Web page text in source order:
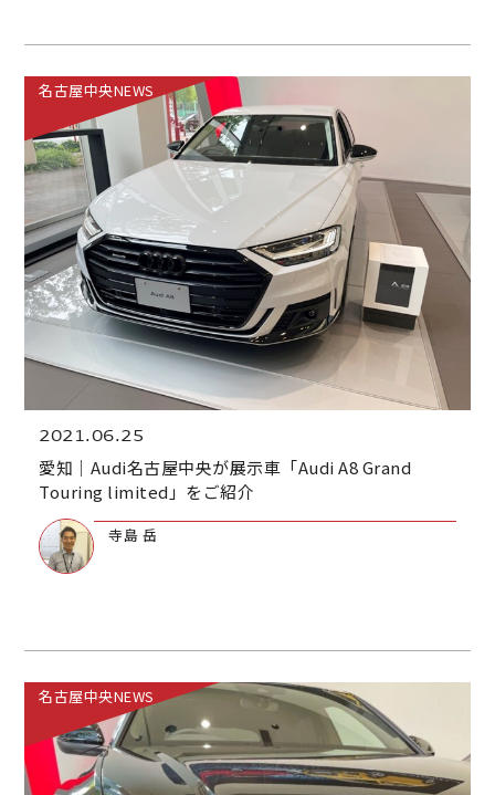
名古屋中央NEWS
2021.06.25
愛知｜Audi名古屋中央が展示車「Audi A8 Grand
Touring limited」をご紹介
寺島 岳
名古屋中央NEWS